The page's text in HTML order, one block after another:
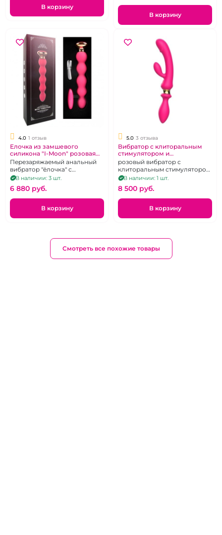
В корзину
В корзину
4.0 1 отзыв
Елочка из замшевого
силикона "I-Moon" розовая
рельефная на д.у пульте
Перезаряжаемый анальный
вибратор "ёлочка" с
возможностью
дистанционного управления.
В наличии: 3 шт.
6 880 pуб.
В корзину
5.0 3 отзыва
Вибратор с клиторальным
стимулятором и
вибрирующей ручкой -
пробкой "I-Moon" розовый
розовый вибратор с
клиторальным стимулятором
и анальной пробкой -
двусторонний
В наличии: 1 шт.
8 500 pуб.
В корзину
Смотреть все похожие товары